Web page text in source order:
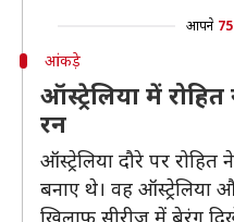
आपने
आंकड़े
ऑस्ट्रेलिया में
रन
ऑस्ट्रेलिया दौरे पर
बनाए थे। वह
खिलाफ सीरीज में बेरंग